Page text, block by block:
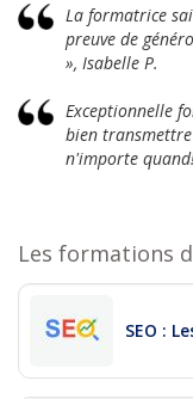
La formatrice
preuve de
», Isabelle P.
Exceptionnelle
bien
n'importe
Les formations
SEO :